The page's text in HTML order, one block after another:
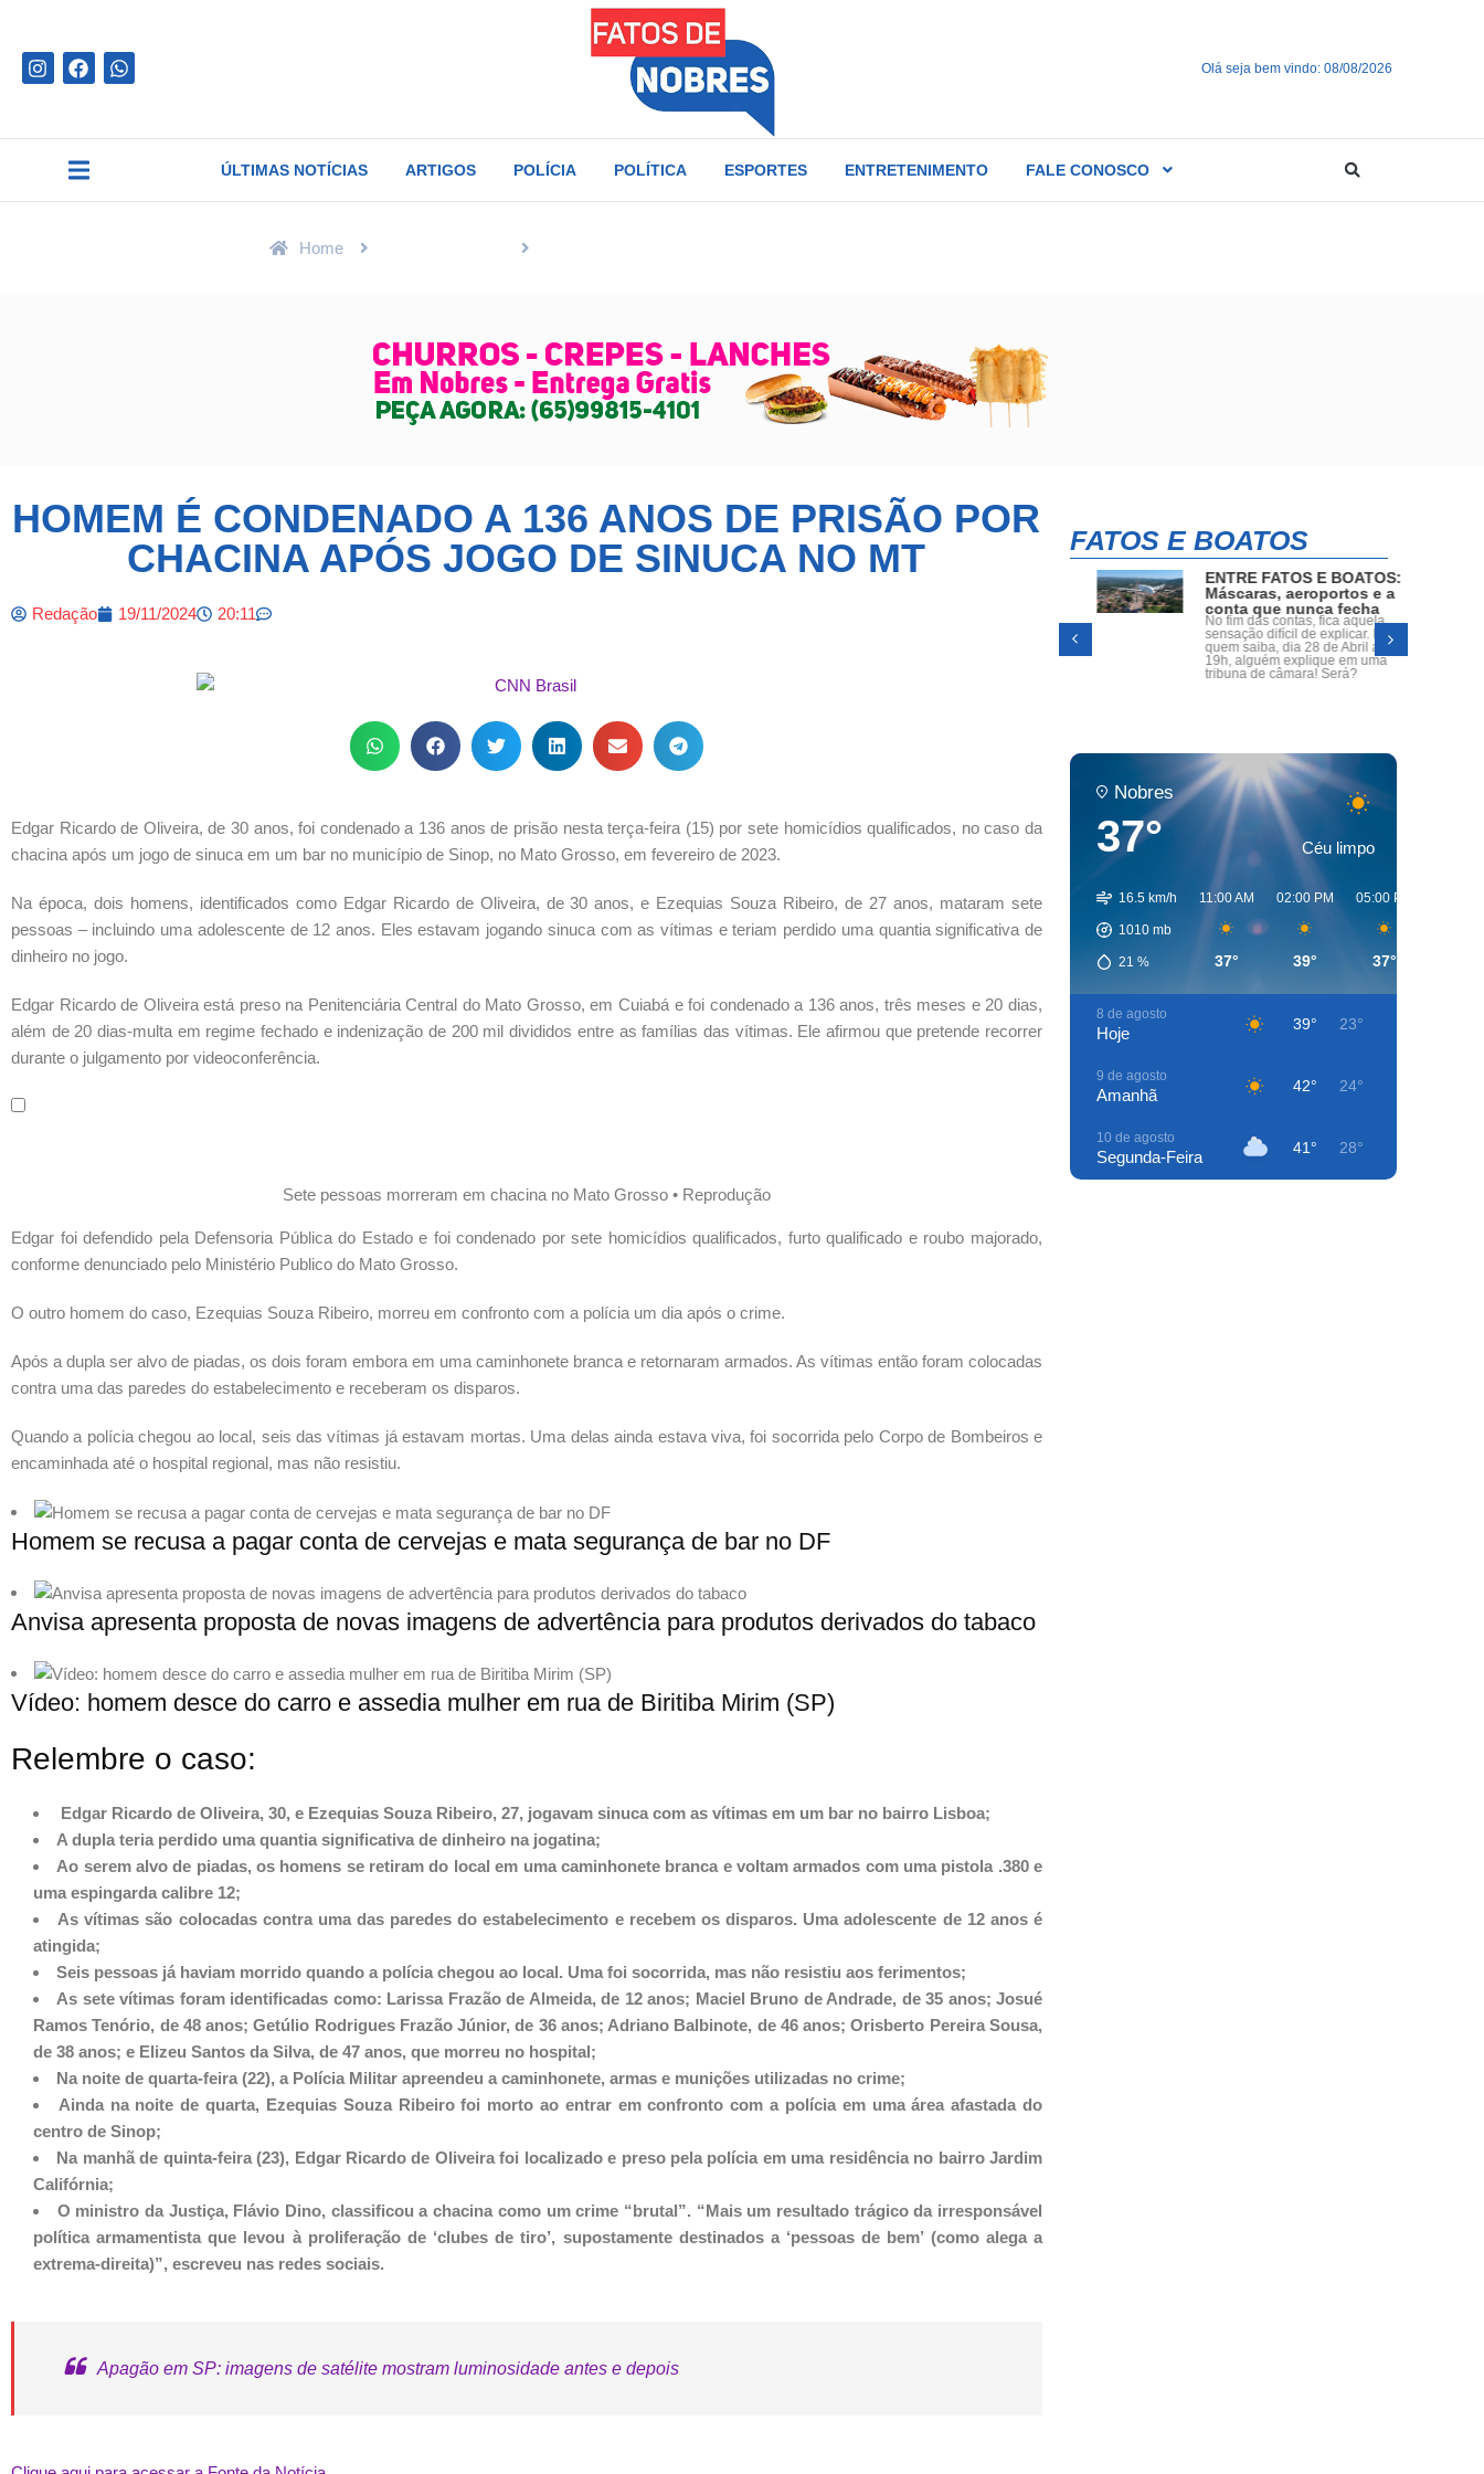
Olá seja bem vindo: 08/08/2026
ÚLTIMAS NOTÍCIAS ARTIGOS POLÍCIA POLÍTICA ESPORTES ENTRETENIMENTO FALE CONOSCO
Home
HOMEM É CONDENADO A 136 ANOS DE PRISÃO POR
CHACINA APÓS JOGO DE SINUCA NO MT
Redação 19/11/2024 20:11
Edgar Ricardo de Oliveira, de 30 anos, foi condenado a 136 anos de prisão nesta terça-feira (15) por sete homicídios qualificados, no caso da
chacina após um jogo de sinuca em um bar no município de Sinop, no Mato Grosso, em fevereiro de 2023.
Na época, dois homens, identificados como Edgar Ricardo de Oliveira, de 30 anos, e Ezequias Souza Ribeiro, de 27 anos, mataram sete
pessoas – incluindo uma adolescente de 12 anos. Eles estavam jogando sinuca com as vítimas e teriam perdido uma quantia significativa de
dinheiro no jogo.
Edgar Ricardo de Oliveira está preso na Penitenciária Central do Mato Grosso, em Cuiabá e foi condenado a 136 anos, três meses e 20 dias,
além de 20 dias-multa em regime fechado e indenização de 200 mil divididos entre as famílias das vítimas. Ele afirmou que pretende recorrer
durante o julgamento por videoconferência.
Sete pessoas morreram em chacina no Mato Grosso • Reprodução
Edgar foi defendido pela Defensoria Pública do Estado e foi condenado por sete homicídios qualificados, furto qualificado e roubo majorado,
conforme denunciado pelo Ministério Publico do Mato Grosso.
O outro homem do caso, Ezequias Souza Ribeiro, morreu em confronto com a polícia um dia após o crime.
Após a dupla ser alvo de piadas, os dois foram embora em uma caminhonete branca e retornaram armados. As vítimas então foram colocadas
contra uma das paredes do estabelecimento e receberam os disparos.
Quando a polícia chegou ao local, seis das vítimas já estavam mortas. Uma delas ainda estava viva, foi socorrida pelo Corpo de Bombeiros e
encaminhada até o hospital regional, mas não resistiu.
Homem se recusa a pagar conta de cervejas e mata segurança de bar no DF
Anvisa apresenta proposta de novas imagens de advertência para produtos derivados do tabaco
Vídeo: homem desce do carro e assedia mulher em rua de Biritiba Mirim (SP)
Relembre o caso:
Edgar Ricardo de Oliveira, 30, e Ezequias Souza Ribeiro, 27, jogavam sinuca com as vítimas em um bar no bairro Lisboa;
A dupla teria perdido uma quantia significativa de dinheiro na jogatina;
Ao serem alvo de piadas, os homens se retiram do local em uma caminhonete branca e voltam armados com uma pistola .380 e
uma espingarda calibre 12;
As vítimas são colocadas contra uma das paredes do estabelecimento e recebem os disparos. Uma adolescente de 12 anos é
atingida;
Seis pessoas já haviam morrido quando a polícia chegou ao local. Uma foi socorrida, mas não resistiu aos ferimentos;
As sete vítimas foram identificadas como: Larissa Frazão de Almeida, de 12 anos; Maciel Bruno de Andrade, de 35 anos; Josué
Ramos Tenório, de 48 anos; Getúlio Rodrigues Frazão Júnior, de 36 anos; Adriano Balbinote, de 46 anos; Orisberto Pereira Sousa,
de 38 anos; e Elizeu Santos da Silva, de 47 anos, que morreu no hospital;
Na noite de quarta-feira (22), a Polícia Militar apreendeu a caminhonete, armas e munições utilizadas no crime;
Ainda na noite de quarta, Ezequias Souza Ribeiro foi morto ao entrar em confronto com a polícia em uma área afastada do
centro de Sinop;
Na manhã de quinta-feira (23), Edgar Ricardo de Oliveira foi localizado e preso pela polícia em uma residência no bairro Jardim
Califórnia;
O ministro da Justiça, Flávio Dino, classificou a chacina como um crime “brutal”. “Mais um resultado trágico da irresponsável
política armamentista que levou à proliferação de ‘clubes de tiro’, supostamente destinados a ‘pessoas de bem’ (como alega a
extrema-direita)”, escreveu nas redes sociais.
Apagão em SP: imagens de satélite mostram luminosidade antes e depois
FATOS E BOATOS
FATOS E BOATOS: Saída
talvez não dê mais tempo de
A Mesa Virou: Dr.
ENTRE FATOS E BOATOS:
Máscaras, aeroportos e a
conta que nunca fecha
No fim das contas, fica aquela
sensação difícil de explicar. Mas
quem saiba, dia 28 de Abril ás
19h, alguém explique em uma
tribuna de câmara! Será?
Nobres
37° Céu limpo
16.5 km/h
1010mb
21 %
11:00 AM
37°
02:00 PM
39°
05:00 PM
37°
8 de agosto
Hoje 39° 23°
9 de agosto
Amanhã 42° 24°
10 de agosto
Segunda-Feira 41° 28°